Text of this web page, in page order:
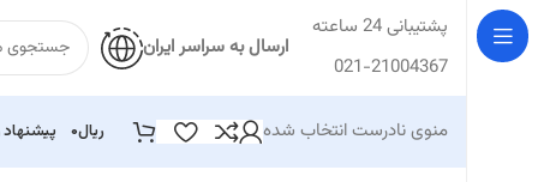
پشتیبانی 24 ساعته
021-21004367
ارسال به سراسر ایران
پیشنهاد منوی نادرست انتخاب شده ریال۰